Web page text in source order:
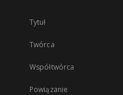
Tytuł
Twórca
Współtwórca
Powiązanie